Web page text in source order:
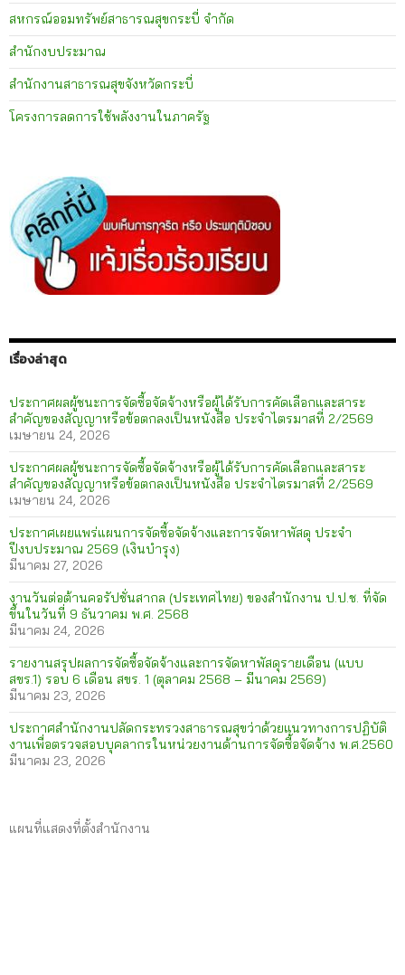
สหกรณ์ออมทรัพย์สาธารณสุขกระบี่ จำกัด
สำนักงบประมาณ
สำนักงานสาธารณสุขจังหวัดกระบี่
โครงการลดการใช้พลังงานในภาครัฐ
เรื่องล่าสุด
ประกาศผลผู้ชนะการจัดซื้อจัดจ้างหรือผู้ได้รับการคัดเลือกและสาระ
สำคัญของสัญญาหรือข้อตกลงเป็นหนังสือ ประจำไตรมาสที่ 2/2569
เมษายน 24, 2026
ประกาศผลผู้ชนะการจัดซื้อจัดจ้างหรือผู้ได้รับการคัดเลือกและสาระ
สำคัญของสัญญาหรือข้อตกลงเป็นหนังสือ ประจำไตรมาสที่ 2/2569
เมษายน 24, 2026
ประกาศเผยแพร่แผนการจัดซื้อจัดจ้างและการจัดหาพัสดุ ประจำ
ปีงบประมาณ 2569 (เงินบำรุง)
มีนาคม 27, 2026
งานวันต่อต้านคอรัปชั่นสากล (ประเทศไทย) ของสำนักงาน ป.ป.ช. ที่จัด
ขึ้นในวันที่ 9 ธันวาคม พ.ศ. 2568
มีนาคม 24, 2026
รายงานสรุปผลการจัดซื้อจัดจ้างและการจัดหาพัสดุรายเดือน (แบบ
สขร.1) รอบ 6 เดือน สขร. 1 (ตุลาคม 2568 – มีนาคม 2569)
มีนาคม 23, 2026
ประกาศสำนักงานปลัดกระทรวงสาธารณสุขว่าด้วยแนวทางการปฏิบัติ
งานเพื่อตรวจสอบบุคลากรในหน่วยงานด้านการจัดซื้อจัดจ้าง พ.ศ.2560
มีนาคม 23, 2026
แผนที่แสดงที่ตั้งสำนักงาน